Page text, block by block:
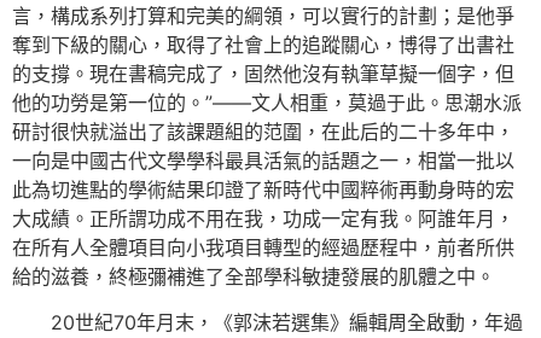
言，構成系列打算和完美的綱領，可以實行的計劃；是他爭
奪到下級的關心，取得了社會上的追蹤關心，博得了出書社
的支撐。現在書稿完成了，固然他沒有執筆草擬一個字，但
他的功勞是第一位的。”——文人相重，莫過于此。思潮水派
研討很快就溢出了該課題組的范圍，在此后的二十多年中，
一向是中國古代文學學科最具活氣的話題之一，相當一批以
此為切進點的學術結果印證了新時代中國粹術再動身時的宏
大成績。正所謂功成不用在我，功成一定有我。阿誰年月，
在所有人全體項目向小我項目轉型的經過歷程中，前者所供
給的滋養，終極彌補進了全部學科敏捷發展的肌體之中。
20世紀70年月末，《郭沫若選集》編輯周全啟動，年過